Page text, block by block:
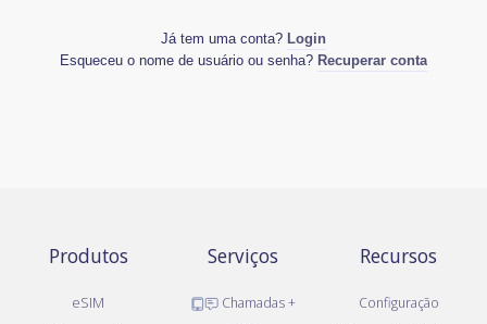
Já tem uma conta? Login
Esqueceu o nome de usuário ou senha? Recuperar conta
Produtos
eSIM
Serviços
Chamadas +
Recursos
Configuração